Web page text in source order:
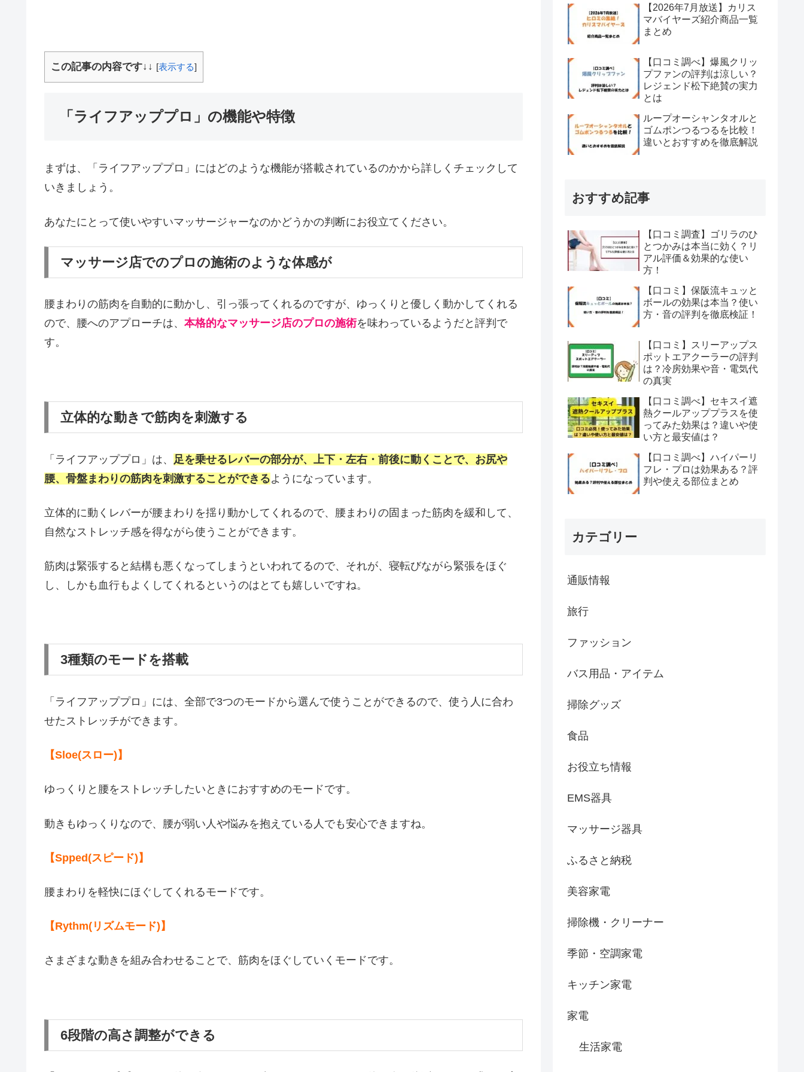
この記事の内容です↓↓ [表示する]
「ライフアッププロ」の機能や特徴
まずは、「ライフアッププロ」にはどのような機能が搭載されているのかから詳しくチェックして
いきましょう。
あなたにとって使いやすいマッサージャーなのかどうかの判断にお役立てください。
マッサージ店でのプロの施術のような体感が
腰まわりの筋肉を自動的に動かし、引っ張ってくれるのですが、ゆっくりと優しく動かしてくれる
ので、腰へのアプローチは、 本格的なマッサージ店のプロの施術を味わっているようだと評判で
す。
立体的な動きで筋肉を刺激する
「ライフアッププロ」は、 足を乗せるレバーの部分が、上下・左右・前後に動くことで、お尻や
腰、骨盤まわりの筋肉を刺激することができるようになっています。
立体的に動くレバーが腰まわりを揺り動かしてくれるので、腰まわりの固まった筋肉を緩和して、
自然なストレッチ感を得ながら使うことができます。
筋肉は緊張すると結構も悪くなってしまうといわれてるので、それが、寝転びながら緊張をほぐ
し、しかも血行もよくしてくれるというのはとても嬉しいですね。
3種類のモードを搭載
「ライフアッププロ」には、全部で3つのモードから選んで使うことができるので、使う人に合わ
せたストレッチができます。
【Sloe(スロー)】
ゆっくりと腰をストレッチしたいときにおすすめのモードです。
動きもゆっくりなので、腰が弱い人や悩みを抱えている人でも安心できますね。
【Spped(スピード)】
腰まわりを軽快にほぐしてくれるモードです。
【Rythm(リズムモード)】
さまざまな動きを組み合わせることで、筋肉をほぐしていくモードです。
6段階の高さ調整ができる
【2026年7月放送】カリス
マバイヤーズ紹介商品一覧
まとめ
【口コミ調べ】爆風クリッ
プファンの評判は涼しい？
レジェンド松下絶賛の実力
とは
ループオーシャンタオルと
ゴムポンつるつるを比較！
違いとおすすめを徹底解説
おすすめ記事
【口コミ調査】ゴリラのひ
とつかみは本当に効く？リ
アル評価＆効果的な使い
方！
【口コミ】保阪流キュッと
ボールの効果は本当？使い
方・音の評判を徹底検証！
【口コミ】スリーアップス
ポットエアクーラーの評判
は？冷房効果や音・電気代
の真実
【口コミ調べ】セキスイ遮
熱クールアッププラスを使
ってみた効果は？違いや使
い方と最安値は？
【口コミ調べ】ハイパーリ
フレ・プロは効果ある？評
判や使える部位まとめ
カテゴリー
通販情報
旅行
ファッション
バス用品・アイテム
掃除グッズ
食品
お役立ち情報
EMS器具
マッサージ器具
ふるさと納税
美容家電
掃除機・クリーナー
季節・空調家電
キッチン家電
家電
生活家電